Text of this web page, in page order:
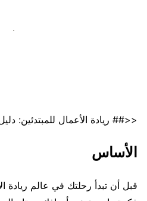
<<## ريادة الأعمال للمبتدئين:
الأساس
قبل أن تبدأ رحلتك في عالم ريادة